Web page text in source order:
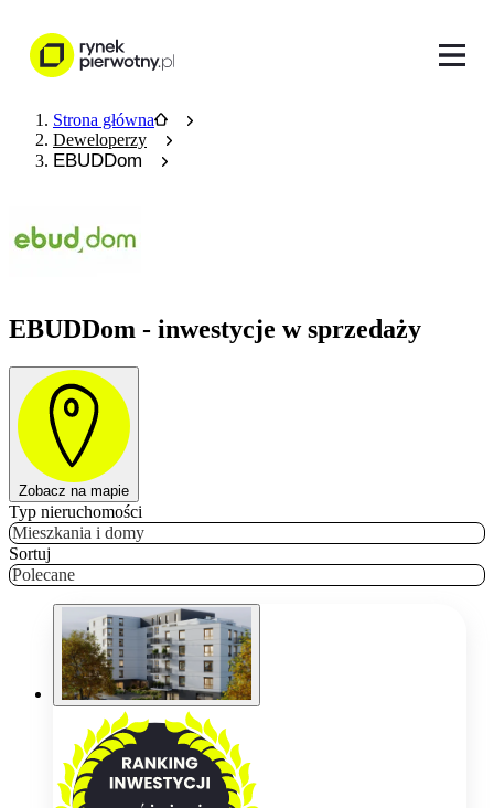
Strona główna
Deweloperzy
EBUDDom
EBUDDom - inwestycje w sprzedaży
Zobacz na mapie
Typ nieruchomości
Mieszkania i domy
Sortuj
Polecane